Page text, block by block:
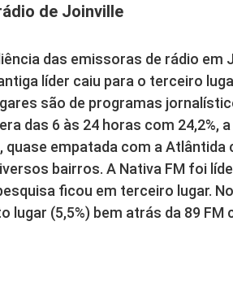
de Joinville
das emissoras de rádio em
líder caiu para o terceiro
são de programas
das 6 às 24 horas com 24,2%,
empatada com a Atlântida
bairros. A Nativa FM foi
ficou em terceiro lugar.
lugar (5,5%) bem atrás da 89 FM